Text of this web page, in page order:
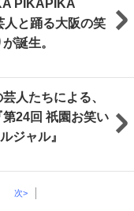
PIKAPIKA
人と踊る大阪の笑
誕生。
人たちによる、
24回 祇園お笑い
ジャル』
次>